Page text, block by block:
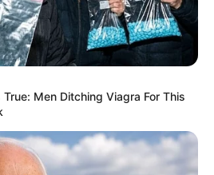
True: Men Ditching Viagra For This